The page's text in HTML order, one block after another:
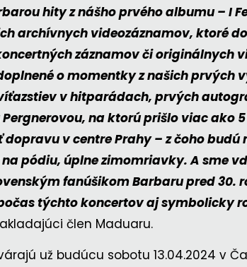
hity z nášho prvého albumu – I
archívnych videozáznamov, ktoré
záznamov či originálnych
o momentky z našich prvých
v hitparádach, prvých
Pergnerovou, na ktorú prišlo viac ako
v centre Prahy – z čoho budú
pódiu, úplne zimomriavky. A sme
fanúšikom Barbaru pred 30.
týchto koncertov aj symbolicky
člen Maduaru.
už budúcu sobotu 13.04.2024 v